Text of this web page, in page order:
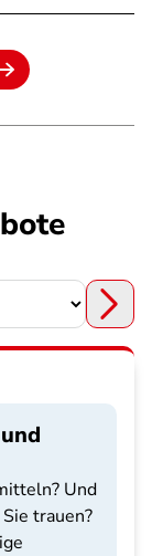
Und
trauen?